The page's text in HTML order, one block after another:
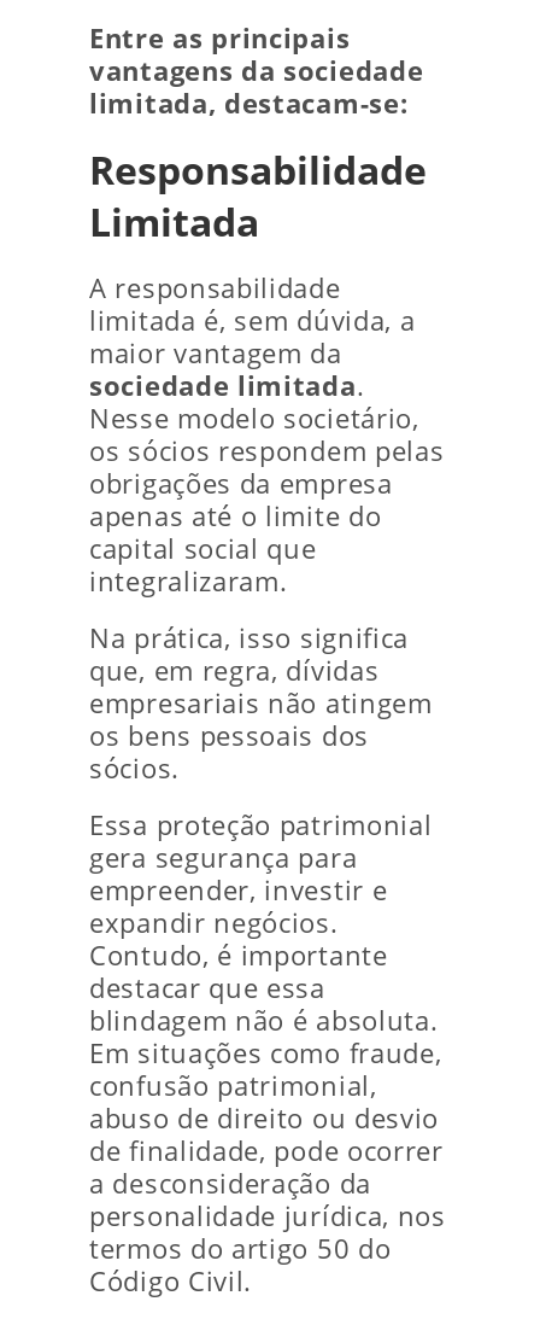
Entre as principais
vantagens da sociedade
limitada, destacam-se:
Responsabilidade
Limitada
A responsabilidade
limitada é, sem dúvida, a
maior vantagem da
sociedade limitada.
Nesse modelo societário,
os sócios respondem pelas
obrigações da empresa
apenas até o limite do
capital social que
integralizaram.
Na prática, isso significa
que, em regra, dívidas
empresariais não atingem
os bens pessoais dos
sócios.
Essa proteção patrimonial
gera segurança para
empreender, investir e
expandir negócios.
Contudo, é importante
destacar que essa
blindagem não é absoluta.
Em situações como fraude,
confusão patrimonial,
abuso de direito ou desvio
de finalidade, pode ocorrer
a desconsideração da
personalidade jurídica, nos
termos do artigo 50 do
Código Civil.